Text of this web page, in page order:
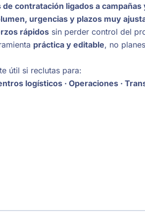
de contratación ligados a
urgencias y plazos muy
rápidos sin perder control del
práctica y editable, no
útil si reclutas para:
logísticos · Operaciones ·